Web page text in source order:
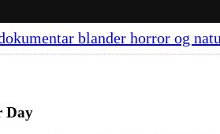
blander horror og
Day